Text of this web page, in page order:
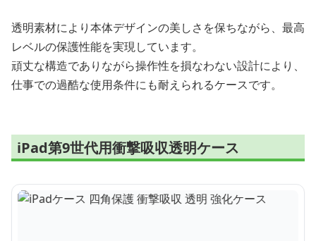
透明素材により本体デザインの美しさを保ちながら、最高
レベルの保護性能を実現しています。
頑丈な構造でありながら操作性を損なわない設計により、
仕事での過酷な使用条件にも耐えられるケースです。
iPad第9世代用衝撃吸収透明ケース